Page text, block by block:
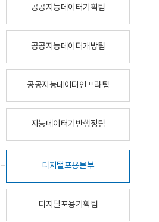
공공지능데이터기획팀
공공지능데이터개방팀
공공지능데이터인프라팀
지능데이터기반행정팀
디지털포용본부
디지털포용기획팀